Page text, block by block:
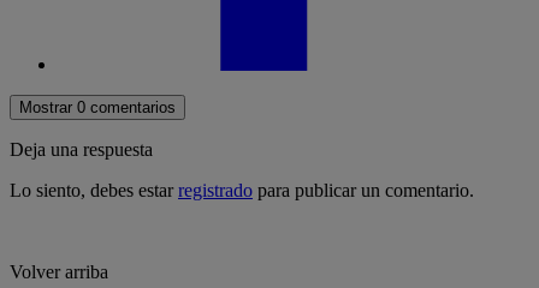
Mostrar 0 comentarios
Deja una respuesta
Lo siento, debes estarregistrado para publicar un comentario.
Volver arriba